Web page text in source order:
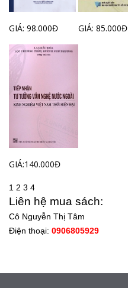
GIÁ: 98.000Đ GIÁ: 85.000Đ
GIÁ:140.000Đ
1 2 3 4
Liên hệ mua sách:
Cô Nguyễn Thị Tâm
Điện thoại: 0906805929